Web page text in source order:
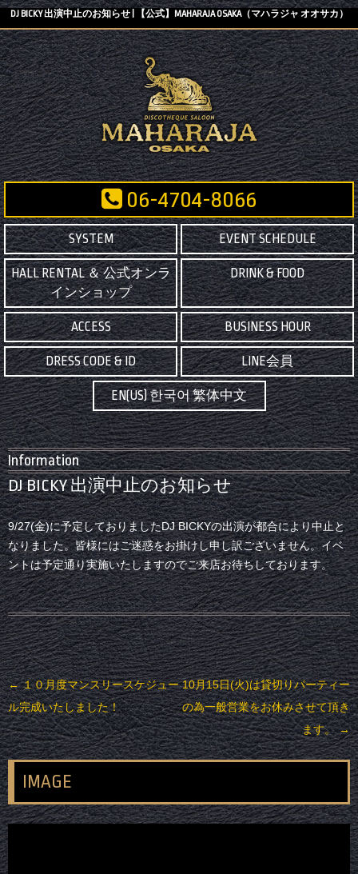
DJ BICKY 出演中止のお知らせ | 【公式】MAHARAJA OSAKA（マハラジャ オオサカ）
06-4704-8066
SYSTEM EVENT SCHEDULE
HALL RENTAL ＆ 公式オンラ
インショップ
DRINK & FOOD
ACCESS BUSINESS HOUR
DRESS CODE & ID LINE会員
EN(US) 한국어 繁体中文
Information
DJ BICKY 出演中止のお知らせ
9/27(金)に予定しておりましたDJ BICKYの出演が都合により中止と
なりました。皆様にはご迷惑をお掛けし申し訳ございません。イベ
ントは予定通り実施いたしますのでご来店お待ちしております。
投稿ナビゲーション
←１０月度マンスリースケジュー
ル完成いたしました！
10月15日(火)は貸切りパーティー
の為一般営業をお休みさせて頂き
ます。→
IMAGE